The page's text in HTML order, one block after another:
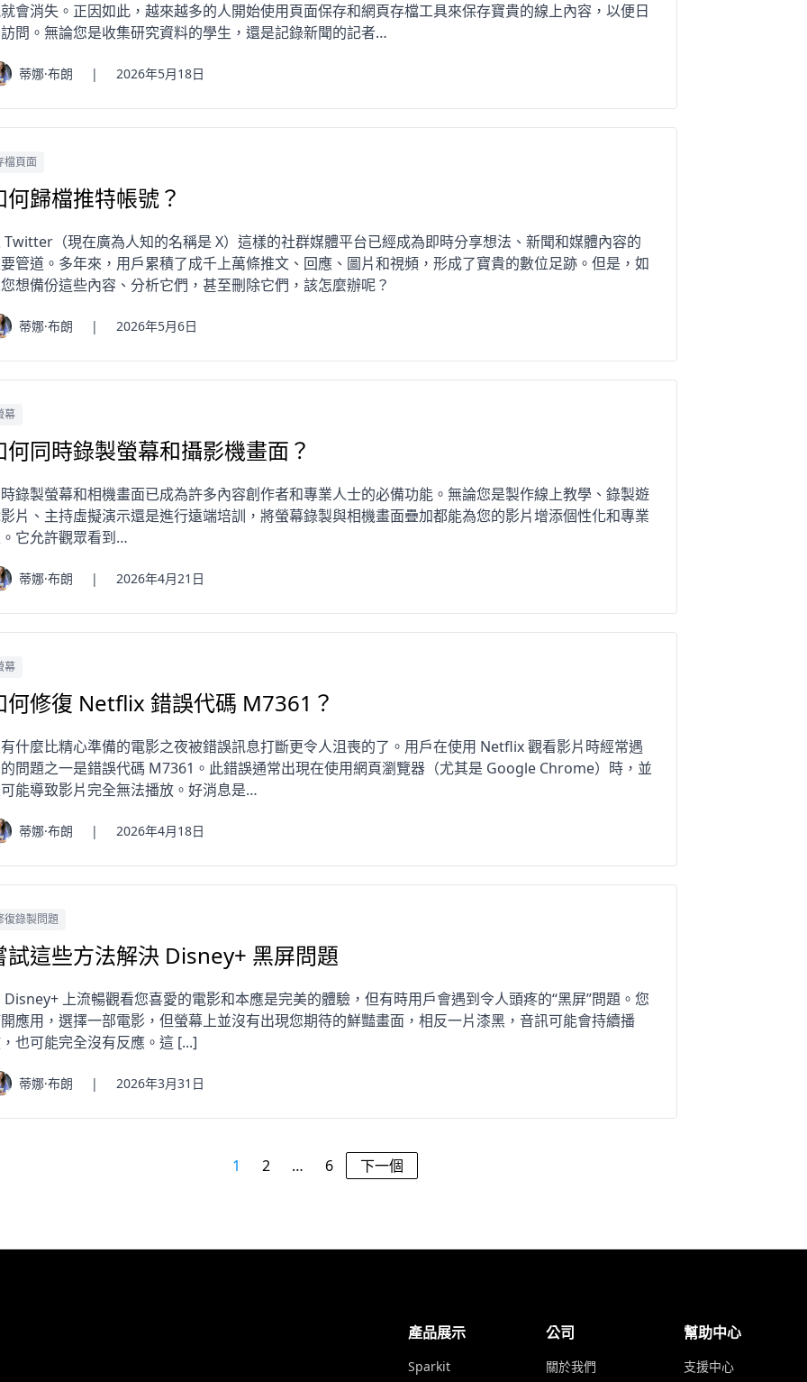
會消失。正因如此，越來越多的人開始使用頁面保存和網頁存檔工具來保存寶貴的線上內容，以便日
問。無論您是收集研究資料的學生，還是記錄新聞的記者…
蒂娜·布朗 | 2026年5月18日
檔頁面
何歸檔推特帳號？
Twitter（現在廣為人知的名稱是 X）這樣的社群媒體平台已經成為即時分享想法、新聞和媒體內容的
管道。多年來，用戶累積了成千上萬條推文、回應、圖片和視頻，形成了寶貴的數位足跡。但是，如
想備份這些內容、分析它們，甚至刪除它們，該怎麼辦呢？
蒂娜·布朗 | 2026年5月6日
幕
何同時錄製螢幕和攝影機畫面？
錄製螢幕和相機畫面已成為許多內容創作者和專業人士的必備功能。無論您是製作線上教學、錄製遊
片、主持虛擬演示還是進行遠端培訓，將螢幕錄製與相機畫面疊加都能為您的影片增添個性化和專業
它允許觀眾看到…
蒂娜·布朗 | 2026年4月21日
幕
何修復 Netflix 錯誤代碼 M7361？
什麼比精心準備的電影之夜被錯誤訊息打斷更令人沮喪的了。用戶在使用 Netflix 觀看影片時經常遇
問題之一是錯誤代碼 M7361。此錯誤通常出現在使用網頁瀏覽器（尤其是 Google Chrome）時，並
能導致影片完全無法播放。好消息是…
蒂娜·布朗 | 2026年4月18日
復錄製問題
試這些方法解決 Disney+ 黑屏問題
Disney+ 上流暢觀看您喜愛的電影和本應是完美的體驗，但有時用戶會遇到令人頭疼的“黑屏”問題。您
應用，選擇一部電影，但螢幕上並沒有出現您期待的鮮豔畫面，相反一片漆黑，音訊可能會持續播
也可能完全沒有反應。這 [...]
蒂娜·布朗 | 2026年3月31日
1 2 … 6 下一個
產品展示
Sparkit
公司
關於我們
幫助中心
支援中心